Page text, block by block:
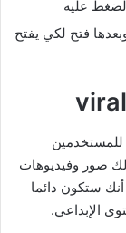
عليه
فتح لكي يفتح
يقدم Viralo App للمستخدمين
صور وفيديوهات
ستكون دائما
الإبداعي.